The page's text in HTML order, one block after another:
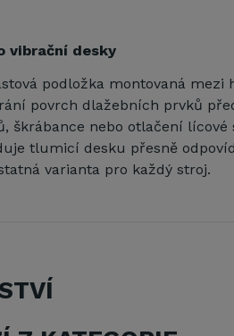
vibrační desky
podložka montovaná
povrch dlažebních prvků
škrábance nebo otlačení lícové
tlumicí desku přesně
varianta pro každý stroj.